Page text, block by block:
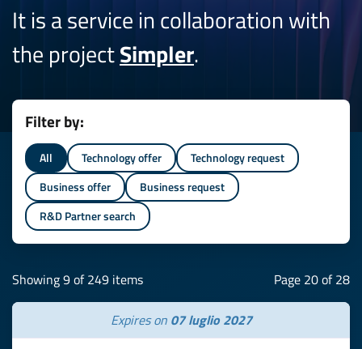
It is a service in collaboration with
the projectSimpler.
Filter by:
All Technology offer
Technology request
Business offer
Business request
R&D Partner search
Showing 9 of 249 items Page 20 of 28
Expires on 07 luglio 2027